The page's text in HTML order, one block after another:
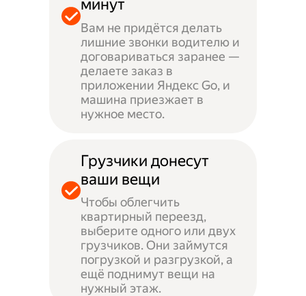
минут
Вам не придётся делать
лишние звонки водителю и
договариваться заранее —
делаете заказ в
приложении Яндекс Go, и
машина приезжает в
нужное место.
Грузчики донесут
ваши вещи
Чтобы облегчить
квартирный переезд,
выберите одного или двух
грузчиков. Они займутся
погрузкой и разгрузкой, а
ещё поднимут вещи на
нужный этаж.